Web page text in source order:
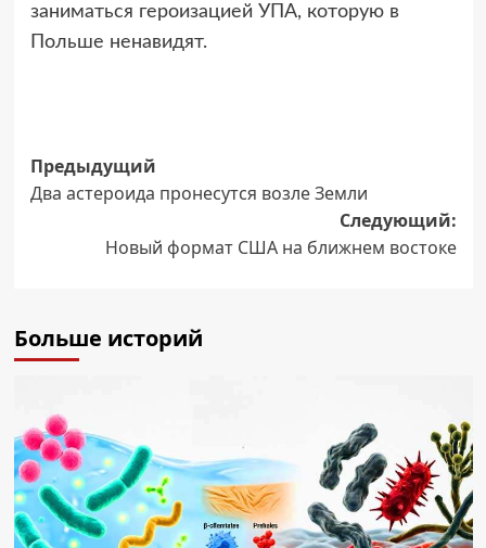
заниматься героизацией УПА, которую в
Польше ненавидят.
Навигация
записи
Предыдущий
Два астероида пронесутся возле Земли
Следующий:
Новый формат США на ближнем востоке
Больше историй